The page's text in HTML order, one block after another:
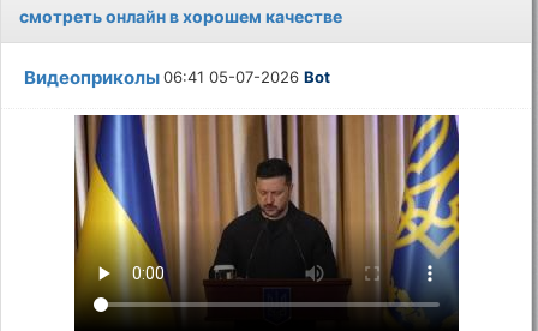
смотреть онлайн в хорошем качестве
Видеоприколы06:41 05-07-2026Bot